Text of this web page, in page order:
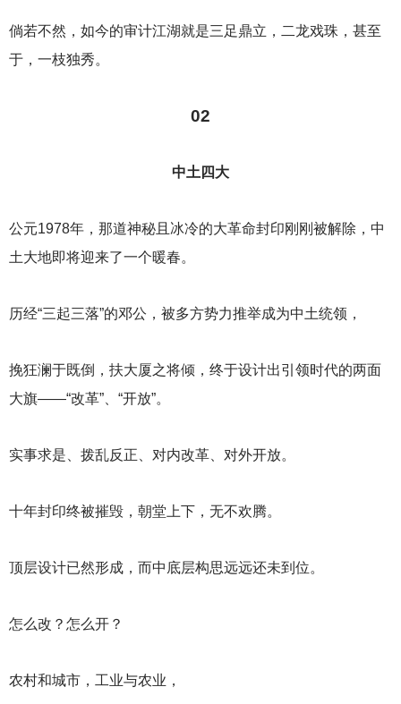
倘若不然，如今的审计江湖就是三足鼎立，二龙戏珠，甚至
于，一枝独秀。
02
中土四大
公元1978年，那道神秘且冰冷的大革命封印刚刚被解除，中
土大地即将迎来了一个暖春。
历经“三起三落”的邓公，被多方势力推举成为中土统领，
挽狂澜于既倒，扶大厦之将倾，终于设计出引领时代的两面
大旗——“改革”、“开放”。
实事求是、拨乱反正、对内改革、对外开放。
十年封印终被摧毁，朝堂上下，无不欢腾。
顶层设计已然形成，而中底层构思远远还未到位。
怎么改？怎么开？
农村和城市，工业与农业，